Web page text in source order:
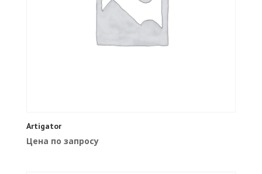
Artigator
Цена по запросу